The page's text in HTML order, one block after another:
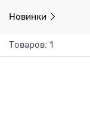
Новинки
Товаров: 1